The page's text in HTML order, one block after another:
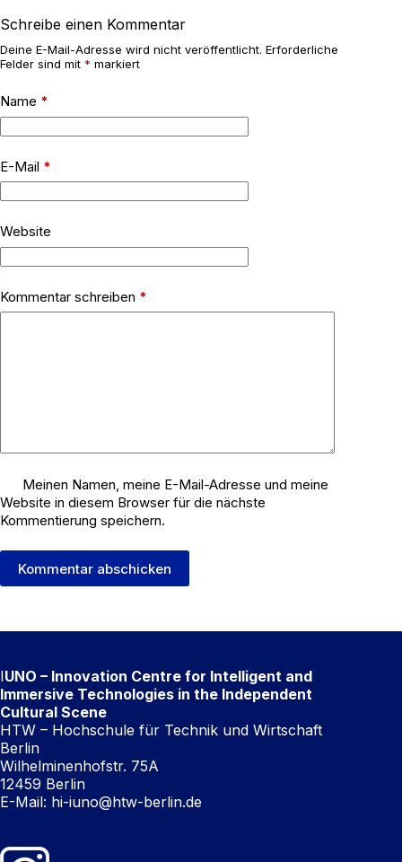
Schreibe einen Kommentar
Deine E-Mail-Adresse wird nicht veröffentlicht. Erforderliche
Felder sind mit * markiert
Name *
E-Mail *
Website
Kommentar schreiben *
Meinen Namen, meine E-Mail-Adresse und meine
Website in diesem Browser für die nächste
Kommentierung speichern.
Kommentar abschicken
IUNO – Innovation Centre for Intelligent and
Immersive Technologies in the Independent
Cultural Scene
HTW – Hochschule für Technik und Wirtschaft
Berlin
Wilhelminenhofstr. 75A
12459 Berlin
E-Mail: hi-iuno@htw-berlin.de